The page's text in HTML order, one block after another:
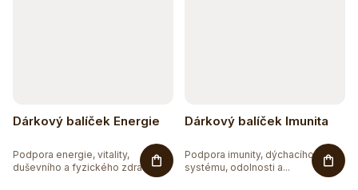
Dárkový balíček Energie
Podpora energie, vitality,
duševního a fyzického zdraví....
Dárkový balíček Imunita
Podpora imunity, dýchacího
systému, odolnosti a...